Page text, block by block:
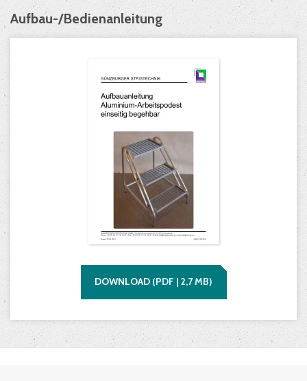
Aufbau-/Bedienanleitung
DOWNLOAD (PDF | 2,7MB)